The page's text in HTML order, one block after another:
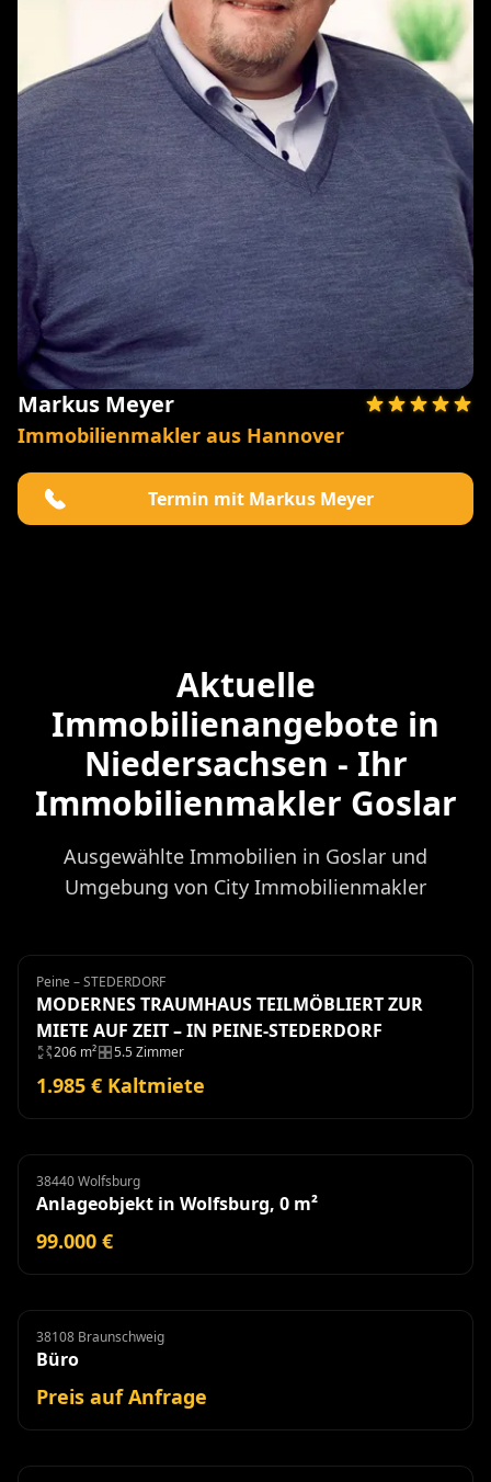
Markus Meyer
Immobilienmakler aus Hannover
Termin mit Markus Meyer
Aktuelle
Immobilienangebote in
Niedersachsen - Ihr
Immobilienmakler Goslar
Ausgewählte Immobilien in Goslar und
Umgebung von City Immobilienmakler
Haus Miete
Peine – STEDERDORF
MODERNES TRAUMHAUS TEILMÖBLIERT ZUR
MIETE AUF ZEIT – IN PEINE-STEDERDORF
206 m² 5.5 Zimmer
1.985 € Kaltmiete
Anlageobjekt
38440 Wolfsburg
Anlageobjekt in Wolfsburg, 0 m²
99.000 €
Büro Miete
38108 Braunschweig
Büro
Preis auf Anfrage